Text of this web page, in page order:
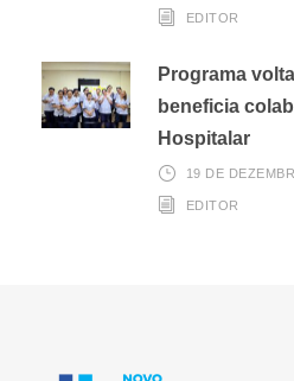
EDITOR
Programa
beneficia
Hospitalar
19 DE
EDITOR